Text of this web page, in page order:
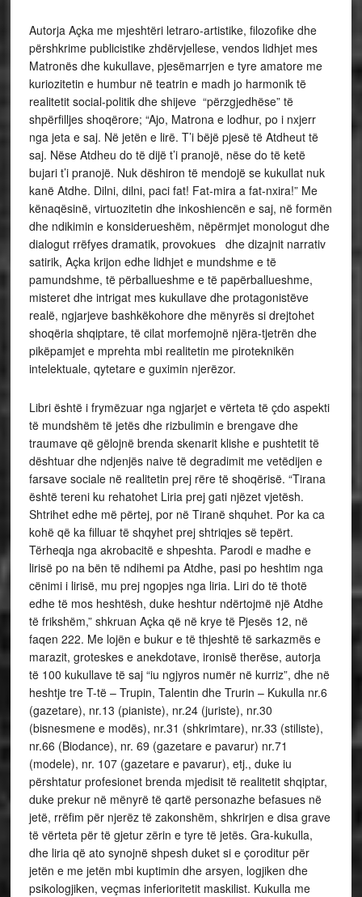
Autorja Açka me mjeshtëri letraro-artistike, filozofike dhe
përshkrime publicistike zhdërvjellese, vendos lidhjet mes
Matronës dhe kukullave, pjesëmarrjen e tyre amatore me
kuriozitetin e humbur në teatrin e madh jo harmonik të
realitetit social-politik dhe shijeve “përzgjedhëse” të
shpërfilljes shoqërore; “Ajo, Matrona e lodhur, po i nxjerr
nga jeta e saj. Në jetën e lirë. T’i bëjë pjesë të Atdheut të
saj. Nëse Atdheu do të dijë t’i pranojë, nëse do të ketë
bujari t’i pranojë. Nuk dëshiron të mendojë se kukullat nuk
kanë Atdhe. Dilni, dilni, paci fat! Fat-mira a fat-nxira!” Me
kënaqësinë, virtuozitetin dhe inkoshiencën e saj, në formën
dhe ndikimin e konsiderueshëm, nëpërmjet monologut dhe
dialogut rrëfyes dramatik, provokues dhe dizajnit narrativ
satirik, Açka krijon edhe lidhjet e mundshme e të
pamundshme, të përballueshme e të papërballueshme,
misteret dhe intrigat mes kukullave dhe protagonistëve
realë, ngjarjeve bashkëkohore dhe mënyrës si drejtohet
shoqëria shqiptare, të cilat morfemojnë njëra-tjetrën dhe
pikëpamjet e mprehta mbi realitetin me piroteknikën
intelektuale, qytetare e guximin njerëzor.
Libri është i frymëzuar nga ngjarjet e vërteta të çdo aspekti
të mundshëm të jetës dhe rizbulimin e brengave dhe
traumave që gëlojnë brenda skenarit klishe e pushtetit të
dështuar dhe ndjenjës naive të degradimit me vetëdijen e
farsave sociale në realitetin prej rëre të shoqërisë. “Tirana
është tereni ku rehatohet Liria prej gati njëzet vjetësh.
Shtrihet edhe më përtej, por në Tiranë shquhet. Por ka ca
kohë që ka filluar të shqyhet prej shtriqjes së tepërt.
Tërheqja nga akrobacitë e shpeshta. Parodi e madhe e
lirisë po na bën të ndihemi pa Atdhe, pasi po heshtim nga
cënimi i lirisë, mu prej ngopjes nga liria. Liri do të thotë
edhe të mos heshtësh, duke heshtur ndërtojmë një Atdhe
të frikshëm,” shkruan Açka që në krye të Pjesës 12, në
faqen 222. Me lojën e bukur e të thjeshtë të sarkazmës e
marazit, groteskes e anekdotave, ironisë therëse, autorja
të 100 kukullave të saj “iu ngjyros numër në kurriz”, dhe në
heshtje tre T-të – Trupin, Talentin dhe Trurin – Kukulla nr.6
(gazetare), nr.13 (pianiste), nr.24 (juriste), nr.30
(bisnesmene e modës), nr.31 (shkrimtare), nr.33 (stiliste),
nr.66 (Biodance), nr. 69 (gazetare e pavarur) nr.71
(modele), nr. 107 (gazetare e pavarur), etj., duke iu
përshtatur profesionet brenda mjedisit të realitetit shqiptar,
duke prekur në mënyrë të qartë personazhe befasues në
jetë, rrëfim për njerëz të zakonshëm, shkrirjen e disa grave
të vërteta për të gjetur zërin e tyre të jetës. Gra-kukulla,
dhe liria që ato synojnë shpesh duket si e çoroditur për
jetën e me jetën mbi kuptimin dhe arsyen, logjiken dhe
psikologjiken, veçmas inferioritetit maskilist. Kukulla me